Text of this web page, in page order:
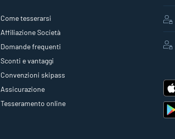
Come tesserarsi
Affiliazione Società
Domande frequenti
Sconti e vantaggi
Convenzioni skipass
Assicurazione
Tesseramento online